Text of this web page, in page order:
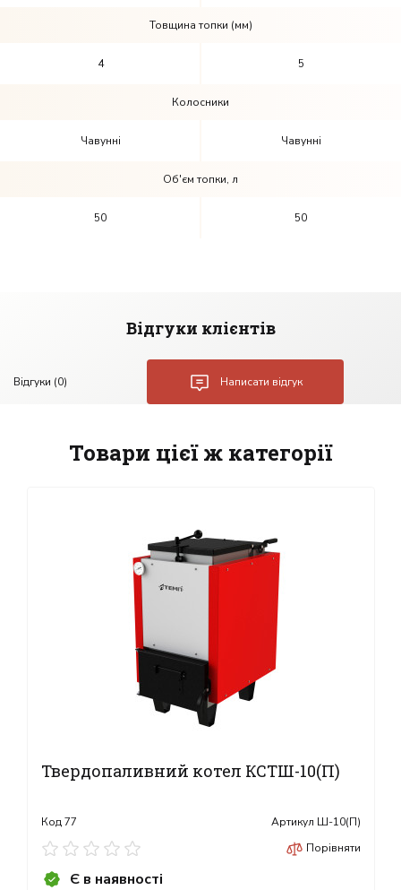
Товщина топки (мм)
4 5
Колосники
Чавунні Чавунні
Об'єм топки, л
50 50
Відгуки клієнтів
Відгуки (0) Написати відгук
Товари цієї ж категорії
Твердопаливний котел КСТШ-10(П)
Код77 Артикул Ш-10(П)
Порівняти
Є в наявності